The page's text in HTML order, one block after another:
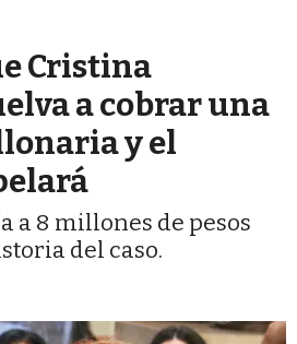
Cristina
a cobrar una
y el
a 8 millones de pesos
del caso.